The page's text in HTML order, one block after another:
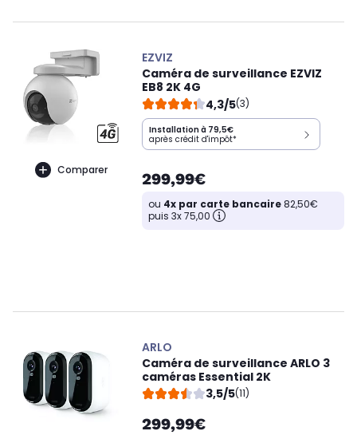
Comparer
EZVIZ
Caméra de surveillance EZVIZ
EB8 2K 4G
4,3/5(3)
Installation à 79,5€
après crédit d'impôt*
299,99€
ou 4x par carte bancaire82,50€
puis 3x 75,00
ARLO
Caméra de surveillance ARLO 3
caméras Essential 2K
3,5/5(11)
299,99€